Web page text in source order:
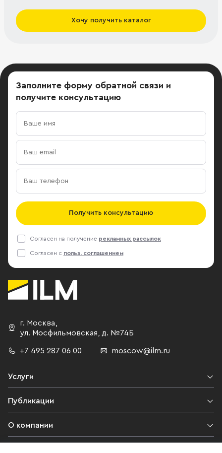
Хочу получить каталог
Заполните форму обратной связи и
получите консультацию
Получить консультацию
Согласен на получение рекламных рассылок
Согласен с польз. соглашением
г. Москва
ул. Мосфильмовская,
д. №74Б
+7 495 287 06 00 moscow@ilm.ru
Услуги
Публикации
О компании